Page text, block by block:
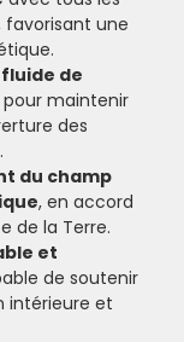
favorisant une
de
pour maintenir
des
du champ
, en accord
de la Terre.
et
de soutenir
intérieure et